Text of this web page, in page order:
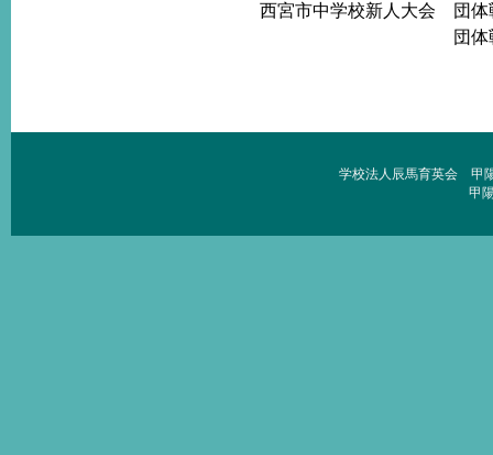
西宮市中学校新人大会 団
団体戦 下
学校法人辰馬育英会
甲